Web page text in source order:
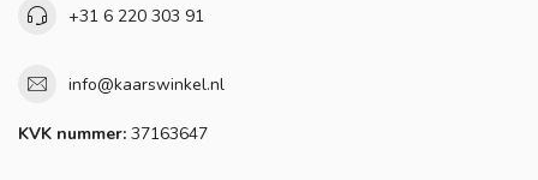
+31 6 220 303 91
info@kaarswinkel.nl
KVK nummer: 37163647